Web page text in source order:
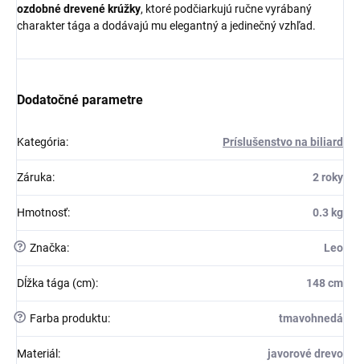
ozdobné drevené krúžky, ktoré podčiarkujú ručne vyrábaný
charakter tága a dodávajú mu elegantný a jedinečný vzhľad.
Dodatočné parametre
Kategória: Príslušenstvo na biliard
Záruka: 2 roky
Hmotnosť: 0.3 kg
? Značka: Leo
Dĺžka tága (cm): 148 cm
? Farba produktu: tmavohnedá
Materiál : javorové drevo